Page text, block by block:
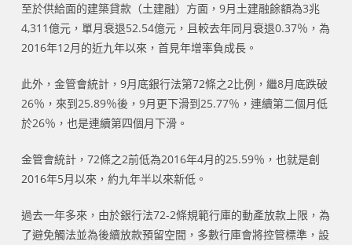
至於供給面的建築貸款（土建融）方面，9月土建融餘額為3兆
4,311億元，單月衰退52.54億元，且較去年同月衰退0.37％，為
2016年12月的近九年以來，首見年增率負成長。
此外，金管會統計，9月底銀行法第72條之2比例，繼8月底跌破
26％，來到25.89％後，9月更下滑到25.77％，連續第二個月低
於26％，也是連續第四個月下滑。
金管會統計，72條之2前低為2016年4月的25.59％，也就是創
2016年5月以來，約九年半以來新低。
過去一年多來，由於銀行法72-2條規範行庫的動產放款上限，為
了避免觸法並為後續放款預留空間，多數行庫會將控管標準，設